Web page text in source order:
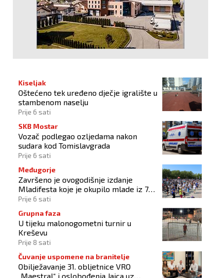
Kiseljak
Oštećeno tek uređeno dječje igralište u
stambenom naselju
Prije 6 sati
SKB Mostar
Vozač podlegao ozljedama nakon
sudara kod Tomislavgrada
Prije 6 sati
Međugorje
Završeno je ovogodišnje izdanje
Mladifesta koje je okupilo mlade iz 73
zemlje svijeta
Prije 6 sati
Grupna faza
U tijeku malonogometni turnir u
Kreševu
Prije 8 sati
Čuvanje uspomene na branitelje
Obilježavanje 31. obljetnice VRO
„Maestral“ i oslobođenja Jajca uz